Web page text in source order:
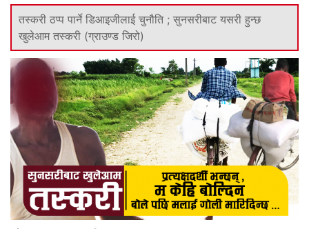
तस्करी ठप्प पार्ने डिआइजीलाई चुनौति ; सुनसरीबाट यसरी हुन्छ
खुलेआम तस्करी (ग्राउण्ड जिरो)